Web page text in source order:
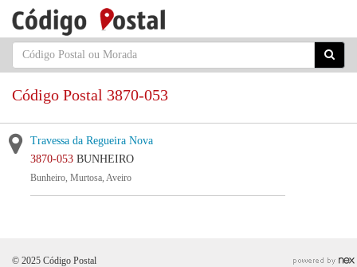
Código Postal 3870-053
Travessa da Regueira Nova
3870-053 BUNHEIRO
Bunheiro, Murtosa, Aveiro
© 2025 Código Postal